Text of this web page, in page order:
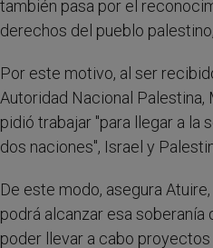
también pasa por el
derechos del pueblo
Por este motivo, al ser
Autoridad Nacional Palestina,
pidió trabajar "para llegar a la
dos naciones", Israel y
De este modo, asegura
podrá alcanzar esa soberanía
poder llevar a cabo